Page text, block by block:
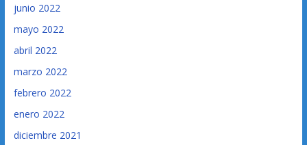
junio 2022
mayo 2022
abril 2022
marzo 2022
febrero 2022
enero 2022
diciembre 2021